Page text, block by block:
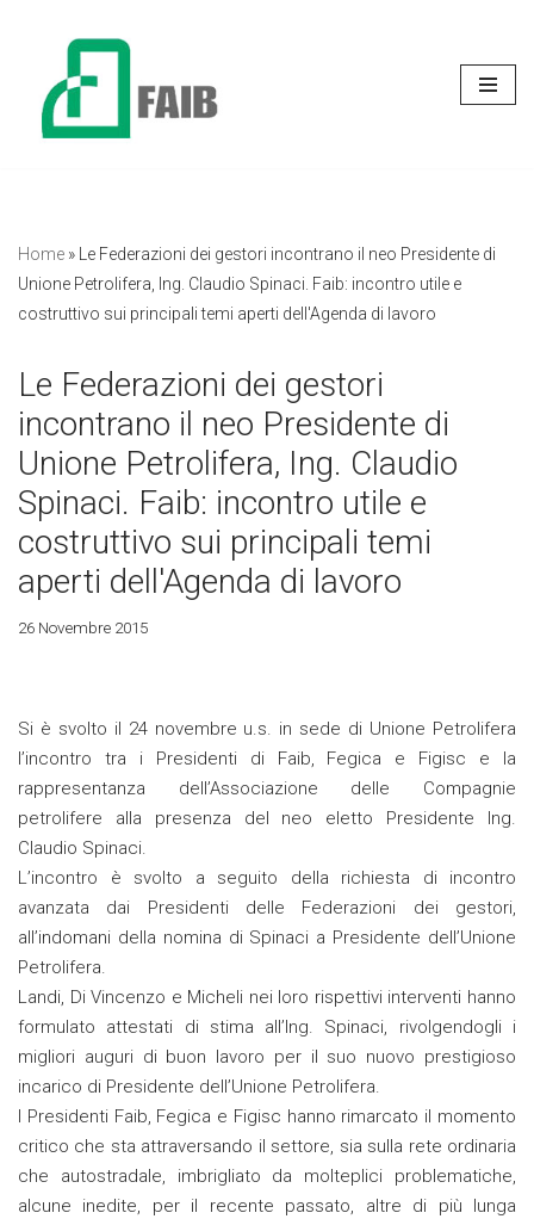
contenuto
Home » Le Federazioni dei gestori incontrano il neo Presidente di
Unione Petrolifera, Ing. Claudio Spinaci. Faib: incontro utile e
costruttivo sui principali temi aperti dell'Agenda di lavoro
Le Federazioni dei gestori
incontrano il neo Presidente di
Unione Petrolifera, Ing. Claudio
Spinaci. Faib: incontro utile e
costruttivo sui principali temi
aperti dell'Agenda di lavoro
26 Novembre 2015
Si è svolto il 24 novembre u.s. in sede di Unione Petrolifera
l’incontro tra i Presidenti di Faib, Fegica e Figisc e la
rappresentanza dell’Associazione delle Compagnie
petrolifere alla presenza del neo eletto Presidente Ing.
Claudio Spinaci.
L’incontro è svolto a seguito della richiesta di incontro
avanzata dai Presidenti delle Federazioni dei gestori,
all’indomani della nomina di Spinaci a Presidente dell’Unione
Petrolifera.
Landi, Di Vincenzo e Micheli nei loro rispettivi interventi hanno
formulato attestati di stima all’Ing. Spinaci, rivolgendogli i
migliori auguri di buon lavoro per il suo nuovo prestigioso
incarico di Presidente dell’Unione Petrolifera.
I Presidenti Faib, Fegica e Figisc hanno rimarcato il momento
critico che sta attraversando il settore, sia sulla rete ordinaria
che autostradale, imbrigliato da molteplici problematiche,
alcune inedite, per il recente passato, altre di più lunga